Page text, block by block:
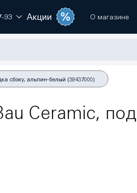
93 Акции О магазине
сбоку, альпин-белый (39437000)
Ceramic,